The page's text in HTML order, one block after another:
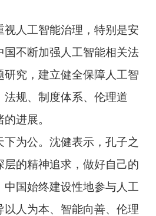
人工智能治理，特别是安
国不断加强人工智能相关法
研究，建立健全保障人工智
法规、制度体系、伦理道
进展。
为公。沈健表示，孔子之
层的精神追求，做好自己的
国始终建设性地参与人工
以人为本、智能向善、伦理